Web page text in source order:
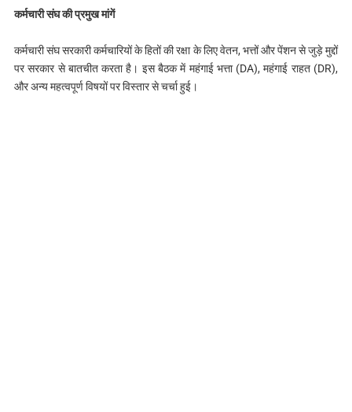
कर्मचारी संघ की प्रमुख मांगें
कर्मचारी संघ सरकारी कर्मचारियों के हितों की रक्षा के लिए वेतन, भत्तों और पेंशन से जुड़े मुद्दों
पर सरकार से बातचीत करता है। इस बैठक में महंगाई भत्ता (DA), महंगाई राहत (DR),
और अन्य महत्वपूर्ण विषयों पर विस्तार से चर्चा हुई।